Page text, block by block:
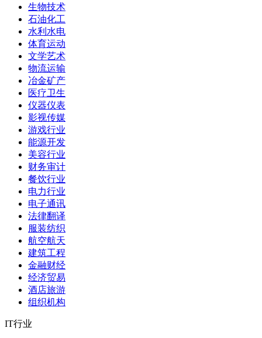
生物技术
石油化工
水利水电
体育运动
文学艺术
物流运输
冶金矿产
医疗卫生
仪器仪表
影视传媒
游戏行业
能源开发
美容行业
财务审计
餐饮行业
电力行业
电子通讯
法律翻译
服装纺织
航空航天
建筑工程
金融财经
经济贸易
酒店旅游
组织机构
IT行业